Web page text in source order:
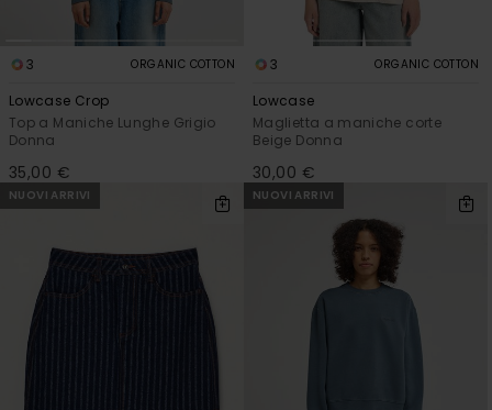
3 ORGANIC COTTON
Lowcase Crop
Top a Maniche Lunghe Grigio
Donna
35,00 €
3 ORGANIC COTTON
Lowcase
Maglietta a maniche corte
Beige Donna
30,00 €
NUOVI ARRIVI NUOVI ARRIVI